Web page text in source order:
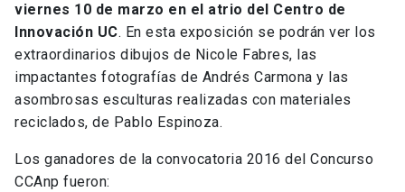
viernes 10 de marzo en el atrio del Centro de
Innovación UC. En esta exposición se podrán ver los
extraordinarios dibujos de Nicole Fabres, las
impactantes fotografías de Andrés Carmona y las
asombrosas esculturas realizadas con materiales
reciclados, de Pablo Espinoza.
Los ganadores de la convocatoria 2016 del Concurso
CCAnp fueron: